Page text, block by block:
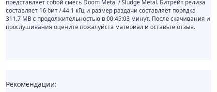
представляет собой смесь Doom Metal / Sludge Metal. Битрейт релиза
составляет 16 бит / 44.1 кГц и размер раздачи составляет порядка
311.7 MB с продолжительностью в 00:45:03 минут. После скачивания и
прослушивания оцените пожалуйста материал и оставьте отзыв.
Рекомендации: